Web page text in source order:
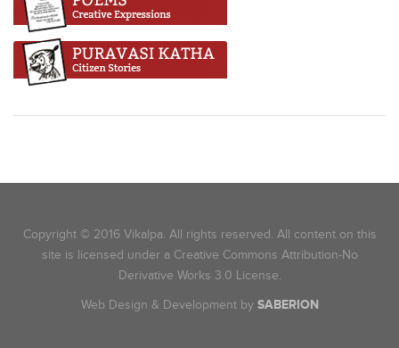
Copyright © 2016 Vikalpa. All rights reserved. All content on this
site is licensed under a Creative Commons Attribution-No
Derivative Works 3.0 License.
Web Design & Development by SABERION